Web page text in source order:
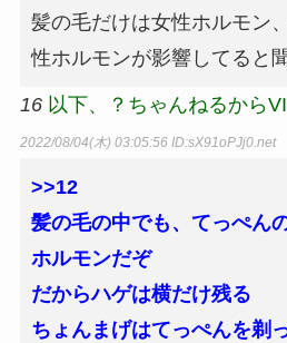
髪の毛だけは女性ホルモン
性ホルモンが影響してると
16 以下、？ちゃんねるから
2022/08/04(木) 03:05:56 ID:sX91oPJj0.net
>>12
髪の毛の中でも、てっぺん
ホルモンだぞ
だからハゲは横だけ残る
ちょんまげはてっぺんを剃